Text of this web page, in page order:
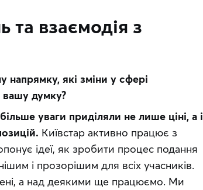
та взаємодія з
які зміни у сфері
вашу думку?
більше уваги приділяли не лише ціні, а і
Київстар активно працює з
ідеї, як зробити процес подання
і прозорішим для всіх учасників.
а над деякими ще працюємо. Ми